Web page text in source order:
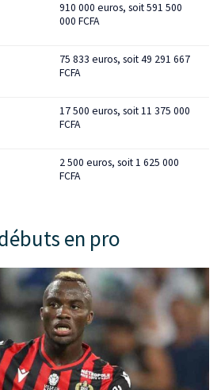
910 000 euros, soit 591 500
000 FCFA
75 833 euros, soit 49 291 667
FCFA
17 500 euros, soit 11 375 000
FCFA
2 500 euros, soit 1 625 000
FCFA
en pro